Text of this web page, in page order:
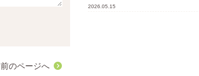
前のページへ
2026.05.15